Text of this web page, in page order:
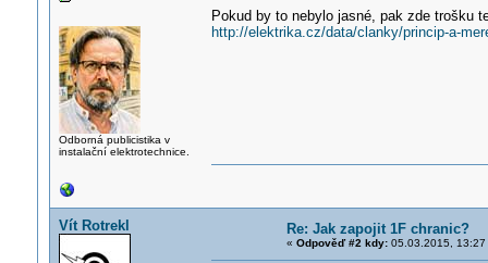
Odborná publicistika v
instalační elektrotechnice.
Pokud by to nebylo jasné, pak zde trošku
http://elektrika.cz/data/clanky/princip-a-
Vít Rotrekl Re: Jak zapojit 1F chranic?
« Odpověď #2 kdy:05.03.2015, 13:27